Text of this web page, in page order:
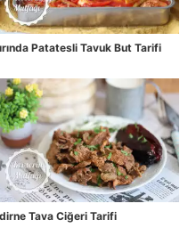
Patatesli Tavuk But Tarifi
Tava Ciğeri Tarifi